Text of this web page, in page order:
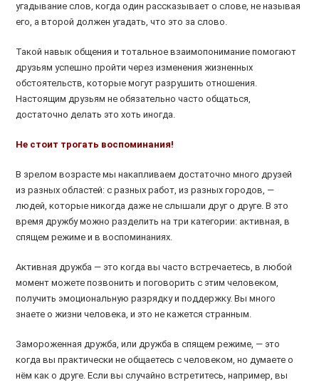
угадывание слов, когда один рассказывает о слове, не называя
его, а второй должен угадать, что это за слово.
Такой навык общения и тотальное взаимопонимание помогают
друзьям успешно пройти через изменения жизненных
обстоятельств, которые могут разрушить отношения.
Настоящим друзьям не обязательно часто общаться,
достаточно делать это хоть иногда.
Не стоит трогать воспоминания!
В зрелом возрасте мы накапливаем достаточно много друзей
из разных областей: с разных работ, из разных городов, —
людей, которые никогда даже не слышали друг о друге. В это
время дружбу можно разделить на три категории: активная, в
спящем режиме и в воспоминаниях.
Активная дружба — это когда вы часто встречаетесь, в любой
момент можете позвонить и поговорить с этим человеком,
получить эмоциональную разрядку и поддержку. Вы много
знаете о жизни человека, и это не кажется странным.
Замороженная дружба, или дружба в спящем режиме, — это
когда вы практически не общаетесь с человеком, но думаете о
нём как о друге. Если вы случайно встретитесь, например, вы